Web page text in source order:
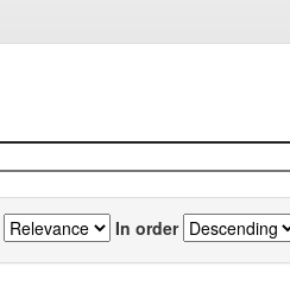
In order